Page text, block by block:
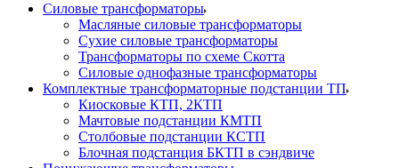
Силовые трансформаторы
Масляные силовые трансформаторы
Сухие силовые трансформаторы
Трансформаторы по схеме Скотта
Силовые однофазные трансформаторы
Комплектные трансформаторные подстанции ТП
Киосковые КТП, 2КТП
Мачтовые подстанции КМТП
Столбовые подстанции КСТП
Блочная подстанция БКТП в сэндвиче